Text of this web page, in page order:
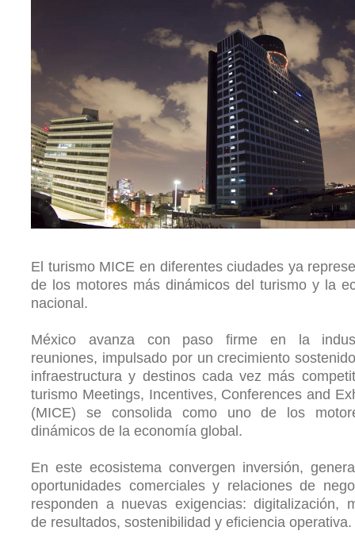
El turismo MICE en diferentes ciudades ya
de los motores más dinámicos del turismo y la
nacional.
México avanza con paso firme en la
reuniones, impulsado por un crecimiento
infraestructura y destinos cada vez más
turismo Meetings, Incentives, Conferences and
(MICE) se consolida como uno de los
dinámicos de la economía global.
En este ecosistema convergen inversión,
oportunidades comerciales y relaciones de
responden a nuevas exigencias: digitalización,
de resultados, sostenibilidad y eficiencia operativa.